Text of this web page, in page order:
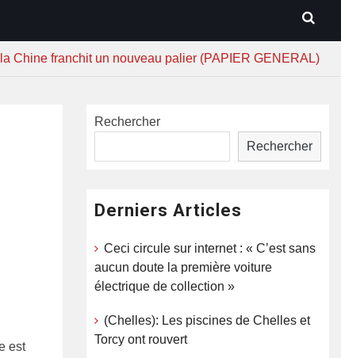
Chine franchit un nouveau palier (PAPIER GENERAL)
est
Rechercher
Rechercher
Derniers Articles
Ceci circule sur internet : « C’est sans
aucun doute la première voiture
électrique de collection »
(Chelles): Les piscines de Chelles et
Torcy ont rouvert